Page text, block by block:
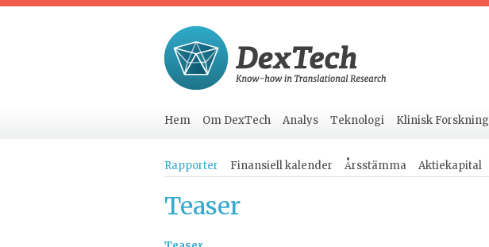
Hem Om DexTech Analys Teknologi Klinisk Forskning
Rapporter Finansiell kalender Årsstämma Aktiekapital
Teaser